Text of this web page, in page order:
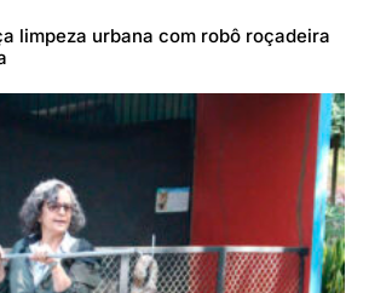
limpeza urbana com robô roçadeira